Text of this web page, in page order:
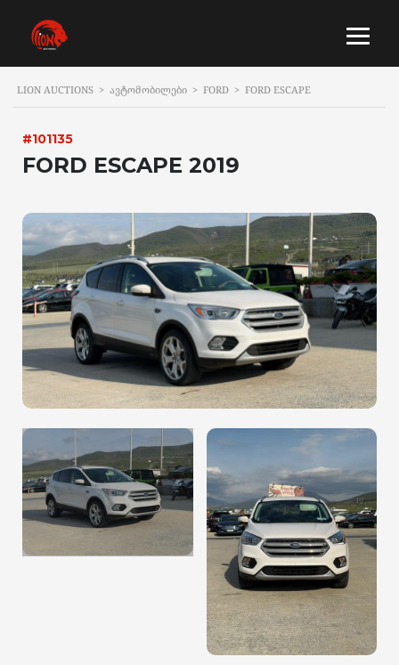
LION AUCTIONS > ᲐᲕᲢᲝᲛᲝᲑᲘᲚᲔᲑᲘ > FORD > FORD ESCAPE
#101135
FORD ESCAPE 2019